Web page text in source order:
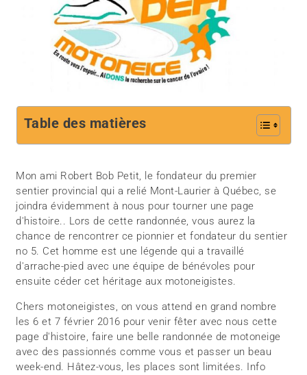
Table des matières
Mon ami Robert Bob Petit, le fondateur du premier
sentier provincial qui a relié Mont-Laurier à Québec, se
joindra évidemment à nous pour tourner une page
d'histoire.. Lors de cette randonnée, vous aurez la
chance de rencontrer ce pionnier et fondateur du sentier
no 5. Cet homme est une légende qui a travaillé
d'arrache-pied avec une équipe de bénévoles pour
ensuite céder cet héritage aux motoneigistes.
Chers motoneigistes, on vous attend en grand nombre
les 6 et 7 février 2016 pour venir fêter avec nous cette
page d'histoire, faire une belle randonnée de motoneige
avec des passionnés comme vous et passer un beau
week-end. Hâtez-vous, les places sont limitées. Info